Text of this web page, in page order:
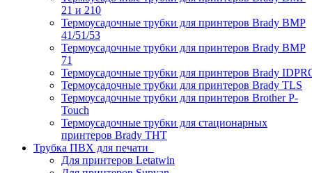
21 и 210
Термоусадочные трубки для принтеров Brady BMP
41/51/53
Термоусадочные трубки для принтеров Brady BMP
71
Термоусадочные трубки для принтеров Brady
Термоусадочные трубки для принтеров Brady TLS
Термоусадочные трубки для принтеров Brother P-
Touch
Термоусадочные трубки для стационарных
принтеров Brady THT
Трубка ПВХ для печати
Для принтеров Letatwin